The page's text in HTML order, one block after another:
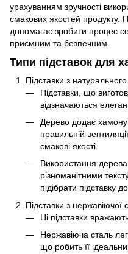
урахуванням зручності
смакових якостей продукту.
допомагає зробити процес
приємним та безпечним.
Типи підставок для
Підставки з
Підставки, що
відзначаються
Дерево додає
правильній
смакові якості.
Використання дерева
різноманітними
підібрати підставку
Підставки з нержавіючої
Ці підставки
Нержавіюча сталь
що робить її